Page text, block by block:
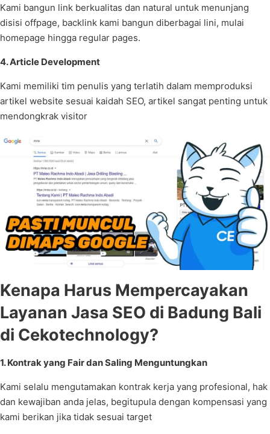
Kami bangun link berkualitas dan natural untuk menunjang
disisi offpage, backlink kami bangun diberbagai lini, mulai
homepage hingga regular pages.
4. Article Development
Kami memiliki tim penulis yang terlatih dalam memproduksi
artikel website sesuai kaidah SEO, artikel sangat penting untuk
mendongkrak visitor
Kenapa Harus Mempercayakan
Layanan Jasa SEO di Badung Bali
di Cekotechnology?
1. Kontrak yang Fair dan Saling Menguntungkan
Kami selalu mengutamakan kontrak kerja yang profesional, hak
dan kewajiban anda jelas, begitupula dengan kompensasi yang
kami berikan jika tidak sesuai target